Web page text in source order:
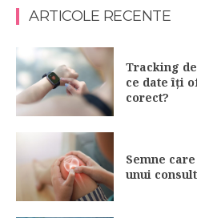
ARTICOLE RECENTE
Tracking
ce date îți
corect?
Semne
unui